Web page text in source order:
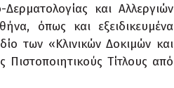
και Αλλεργιών
όπως και εξειδικευμένα
των «Κλινικών Δοκιμών και
Τίτλους από